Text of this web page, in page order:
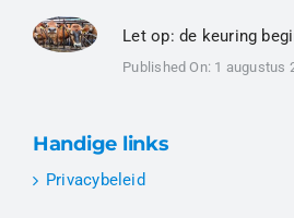
Let op: de keuring
Published On: 1 augustus
Handige links
Privacybeleid